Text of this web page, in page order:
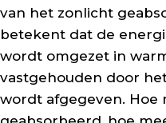
van het zonlicht
betekent dat de
wordt omgezet in
vastgehouden door
wordt afgegeven.